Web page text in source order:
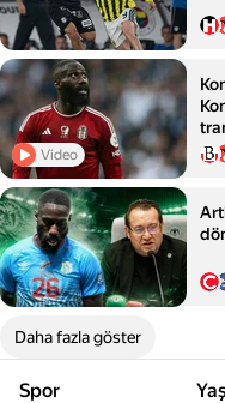
Video
Daha fazla göster
Spor